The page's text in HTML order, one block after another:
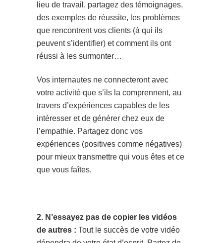
lieu de travail, partagez des témoignages,
des exemples de réussite, les problèmes
que rencontrent vos clients (à qui ils
peuvent s’identifier) et comment ils ont
réussi à les surmonter…
Vos internautes ne connecteront avec
votre activité que s’ils la comprennent, au
travers d’expériences capables de les
intéresser et de générer chez eux de
l’empathie. Partagez donc vos
expériences (positives comme négatives)
pour mieux transmettre qui vous êtes et ce
que vous faîtes.
2. N’essayez pas de copier les vidéos
de autres : Tout le succès de votre vidéo